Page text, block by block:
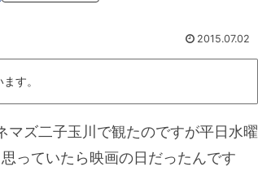
2015.07.02
す。
マズ二子玉川で観たのですが平日水曜
っていたら映画の日だったんです